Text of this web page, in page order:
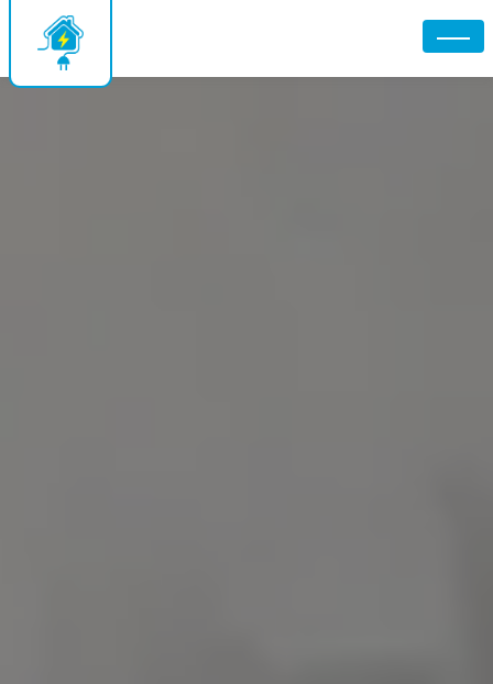
Panneau de gestion des cookies